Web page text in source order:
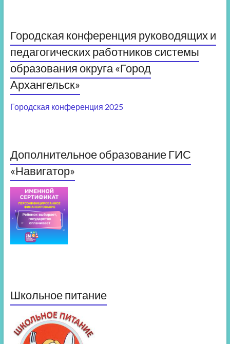
Городская конференция руководящих и
педагогических работников системы
образования округа «Город
Архангельск»
Городская конференция 2025
Дополнительное образование ГИС
«Навигатор»
Школьное питание